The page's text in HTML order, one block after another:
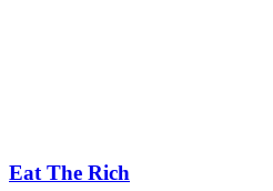
Eat The Rich